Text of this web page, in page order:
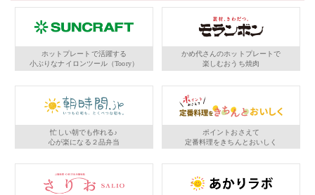
ホットプレートで活躍する
小ぶりなナイロンツール（Toory）
かめ代さんのホットプレートで
楽しむおうち焼肉
忙しい朝でも作れる♪
心が楽になる２品弁当
ポイントおさえて
定番料理をきちんとおいしく